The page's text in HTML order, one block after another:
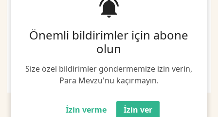
Önemli bildirimler için abone
olun
Size özel bildirimler göndermemize izin verin,
Para Mevzu'nu kaçırmayın.
İzin verme İzin ver